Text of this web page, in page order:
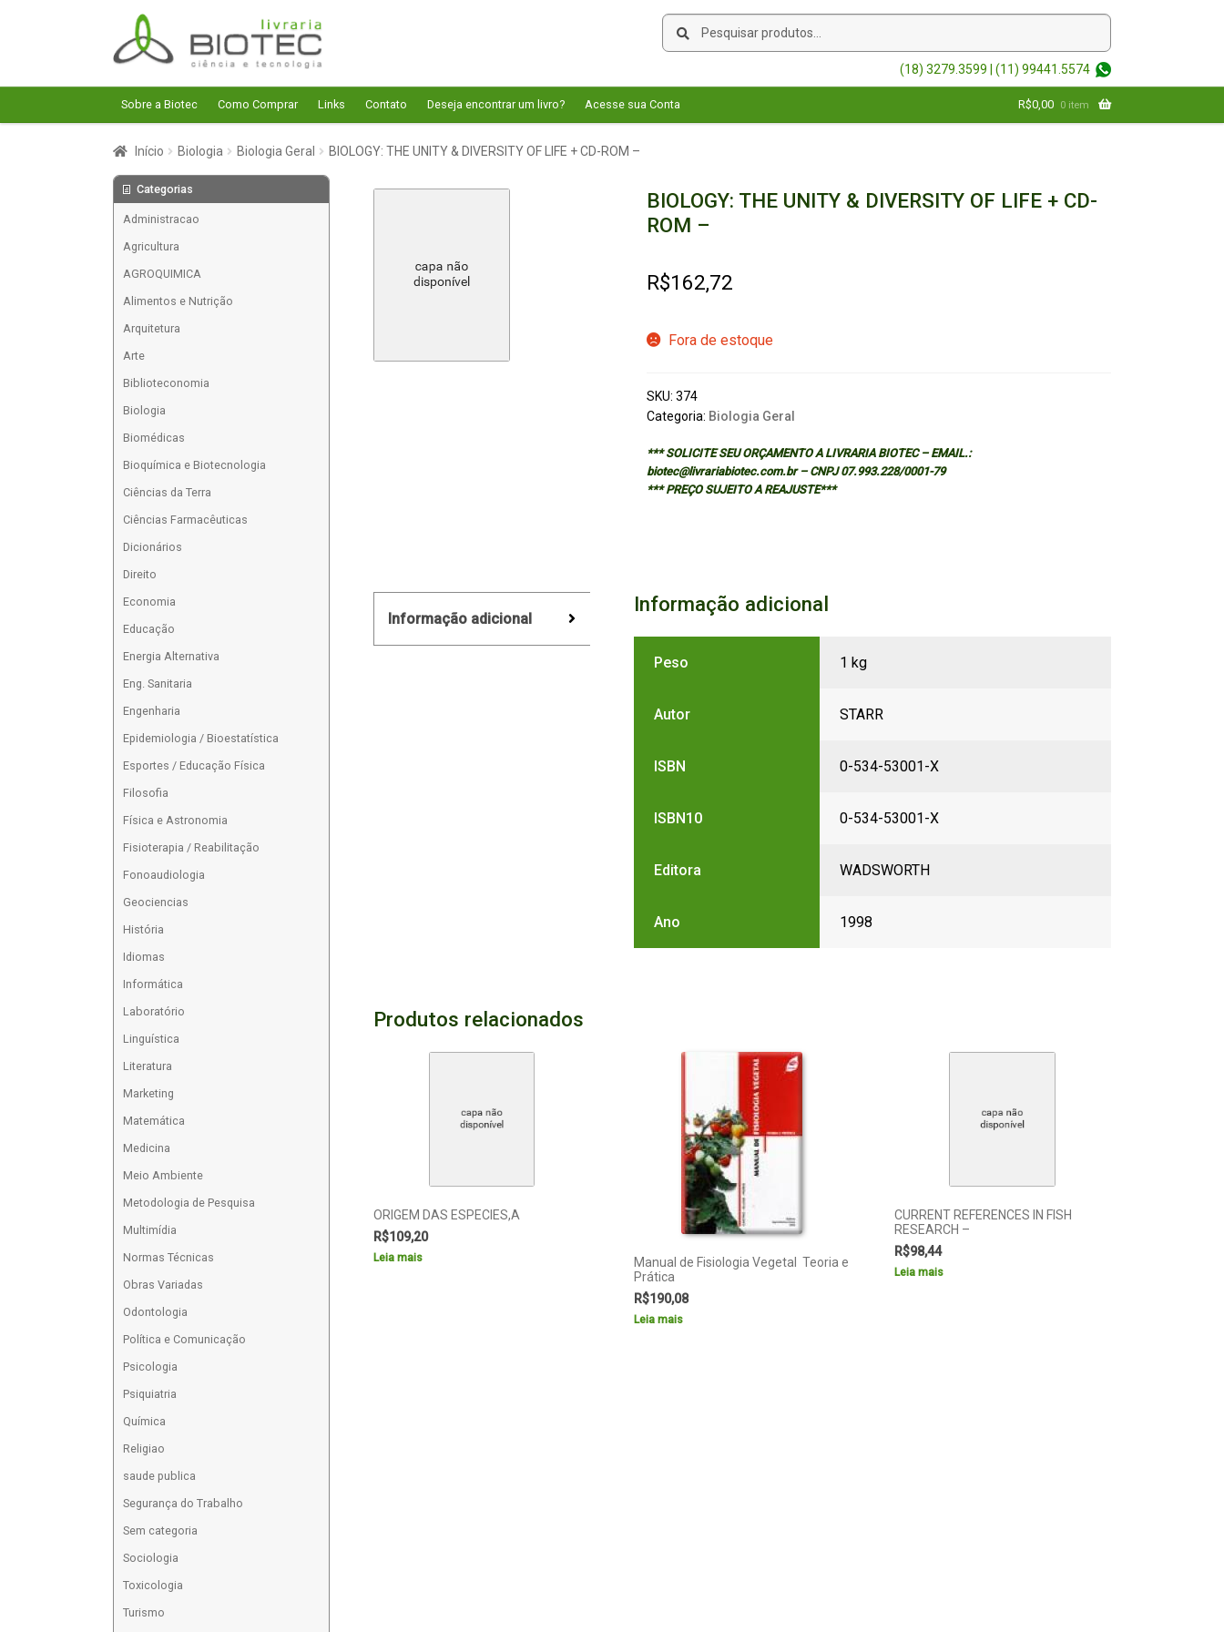
Pular
para
navegação
Pular
para
o
conteúdo
Pesquisar
Pesquisar
(18) 3279.3599 | (11) 99441.5574
Sobre a Biotec Como Comprar Links Contato Deseja encontrar um livro? Acesse sua Conta R$0,00 0 item
Início Biologia Biologia Geral BIOLOGY: THE UNITY & DIVERSITY OF LIFE + CD-ROM –
BIOLOGY: THE UNITY & DIVERSITY OF LIFE + CD-
ROM –
R$162,72
Fora de estoque
SKU: 374
Categoria: Biologia Geral
*** SOLICITE SEU ORÇAMENTO A LIVRARIA BIOTEC – EMAIL.:
biotec@livrariabiotec.com.br – CNPJ 07.993.228/0001-79
*** PREÇO SUJEITO A REAJUSTE***
Informação adicional
Informação adicional
Peso 1 kg
Autor STARR
ISBN 0-534-53001-X
ISBN10 0-534-53001-X
Editora WADSWORTH
Ano 1998
Produtos relacionados
ORIGEM DAS ESPECIES,A
R$109,20
Leia mais
Manual de Fisiologia Vegetal  Teoria e
Prática
R$190,08
Leia mais
CURRENT REFERENCES IN FISH
RESEARCH –
R$98,44
Leia mais
Categorias
Administracao
Agricultura
AGROQUIMICA
Alimentos e Nutrição
Arquitetura
Arte
Biblioteconomia
Biologia
Biomédicas
Bioquímica e Biotecnologia
Ciências da Terra
Ciências Farmacêuticas
Dicionários
Direito
Economia
Educação
Energia Alternativa
Eng. Sanitaria
Engenharia
Epidemiologia / Bioestatística
Esportes / Educação Física
Filosofia
Física e Astronomia
Fisioterapia / Reabilitação
Fonoaudiologia
Geociencias
História
Idiomas
Informática
Laboratório
Linguística
Literatura
Marketing
Matemática
Medicina
Meio Ambiente
Metodologia de Pesquisa
Multimídia
Normas Técnicas
Obras Variadas
Odontologia
Política e Comunicação
Psicologia
Psiquiatria
Química
Religiao
saude publica
Segurança do Trabalho
Sem categoria
Sociologia
Toxicologia
Turismo